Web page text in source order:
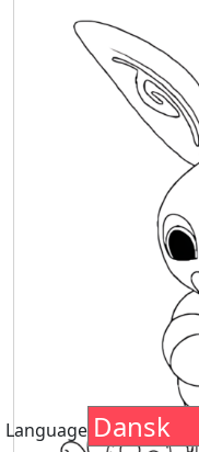
Language